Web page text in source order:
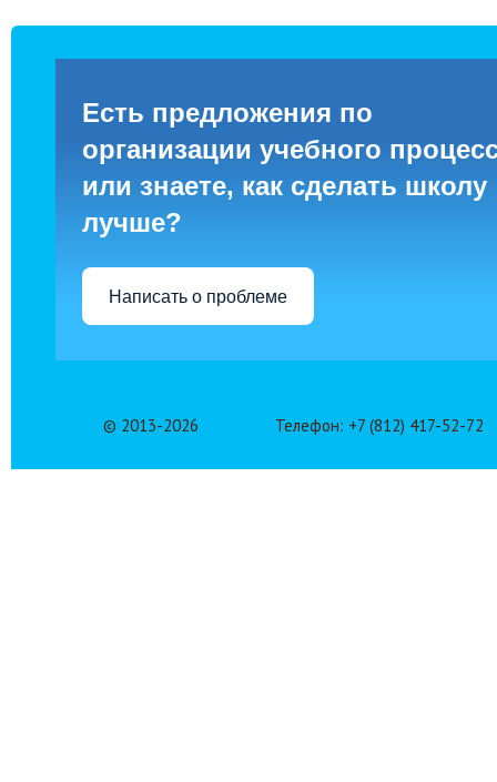
Есть предложения по
организации учебного
или знаете, как сделать школу
лучше?
Написать о проблеме
© 2013-2026 Телефон: +7 (812) 417-52-72